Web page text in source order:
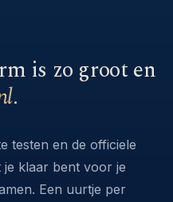
is zo groot en
.
testen en de officiele
je klaar bent voor je
Een uurtje per